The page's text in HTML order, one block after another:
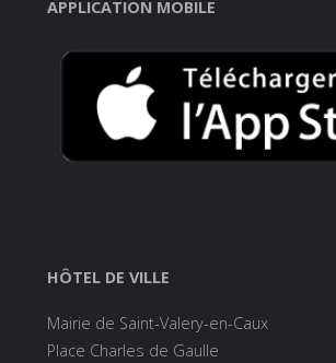
APPLICATION MOBILE
HÔTEL DE VILLE
Mairie de Saint-Valery-en-Caux
Place Charles de Gaulle